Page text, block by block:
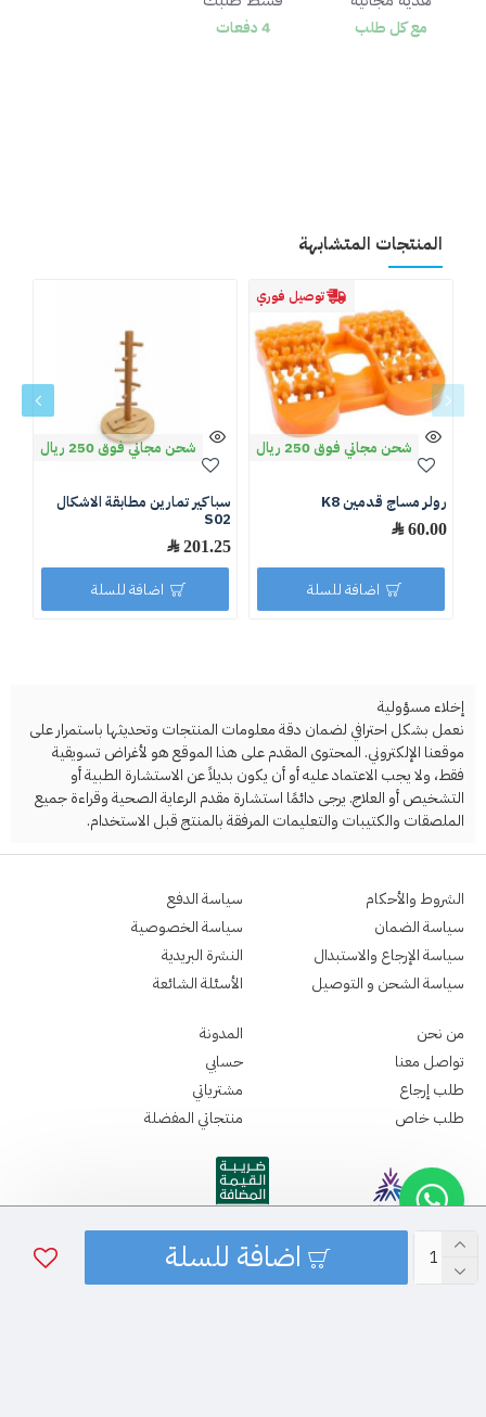
اضافة للسلة
مع كل طلب 4 دفعات
المنتجات المتشابهة
توصيل فوري
شحن مجاني فوق 250 ريال
رولر مساج قدمين K8
60.00 ﷼
اضافة للسلة
شحن مجاني فوق 250 ريال
سباكير تمارين مطابقة الاشكال
S02
201.25 ﷼
اضافة للسلة
إخلاء مسؤولية
نعمل بشكل احترافي لضمان دقة معلومات المنتجات وتحديثها باستمرار على
موقعنا الإلكتروني. المحتوى المقدم على هذا الموقع هو لأغراض تسويقية
فقط، ولا يجب الاعتماد عليه أو أن يكون بديلاً عن الاستشارة الطبية أو
التشخيص أو العلاج. يرجى دائمًا استشارة مقدم الرعاية الصحية وقراءة جميع
الملصقات والكتيبات والتعليمات المرفقة بالمنتج قبل الاستخدام.
الشروط والأحكام
سياسة الضمان
سياسة الإرجاع والاستبدال
سياسة الشحن و التوصيل
سياسة الدفع
سياسة الخصوصية
النشرة البريدية
الأسئلة الشائعة
من نحن
تواصل معنا
طلب إرجاع
طلب خاص
المدونة
حسابي
مشترياتي
منتجاتي المفضلة